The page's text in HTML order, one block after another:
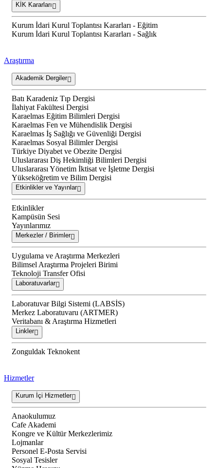
KİK Kararları
Kurum İdari Kurul Toplantısı Kararları - Eğitim
Kurum İdari Kurul Toplantısı Kararları - Sağlık
Araştırma
Akademik Dergiler
Batı Karadeniz Tıp Dergisi
İlahiyat Fakültesi Dergisi
Karaelmas Eğitim Bilimleri Dergisi
Karaelmas Fen ve Mühendislik Dergisi
Karaelmas İş Sağlığı ve Güvenliği Dergisi
Karaelmas Sosyal Bilimler Dergisi
Türkiye Diyabet ve Obezite Dergisi
Uluslararası Diş Hekimliği Bilimleri Dergisi
Uluslararası Yönetim İktisat ve İşletme Dergisi
Yükseköğretim ve Bilim Dergisi
Etkinlikler ve Yayınlar
Etkinlikler
Kampüsün Sesi
Yayınlarımız
Merkezler / Birimler
Uygulama ve Araştırma Merkezleri
Bilimsel Araştırma Projeleri Birimi
Teknoloji Transfer Ofisi
Laboratuvarlar
Laboratuvar Bilgi Sistemi (LABSİS)
Merkez Laboratuvaru (ARTMER)
Veritabanı & Araştırma Hizmetleri
Linkler
Zonguldak Teknokent
Hizmetler
Kurum İçi Hizmetler
Anaokulumuz
Cafe Akademi
Kongre ve Kültür Merkezlerimiz
Lojmanlar
Personel E-Posta Servisi
Sosyal Tesisler